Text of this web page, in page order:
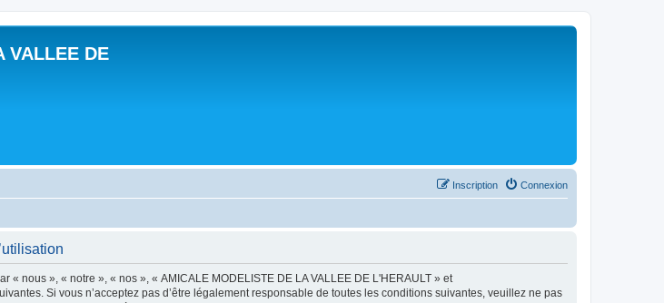
VALLEE DE
Connexion
Inscription
nous », « notre », « nos », « AMICALE MODELISTE DE LA VALLEE DE L'HERAULT » et
Si vous n’acceptez pas d’être légalement responsable de toutes les conditions suivantes, veuillez ne pas